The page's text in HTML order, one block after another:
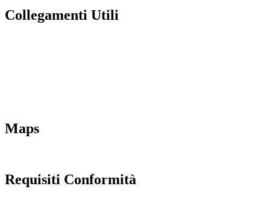
Collegamenti Utili
Maps
Requisiti Conformità